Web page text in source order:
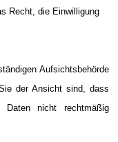
Recht, die Einwilligung
Aufsichtsbehörde
der Ansicht sind, dass
Daten nicht rechtmäßig